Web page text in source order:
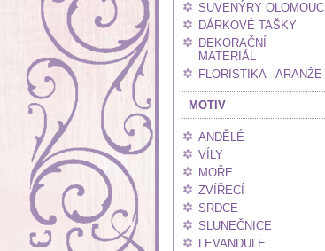
SUVENÝRY OLOMOUC
DÁRKOVÉ TAŠKY
DEKORAČNÍ
MATERIÁL
FLORISTIKA - ARANŽE
MOTIV
ANDĚLÉ
VÍLY
MOŘE
ZVÍŘECÍ
SRDCE
SLUNEČNICE
LEVANDULE